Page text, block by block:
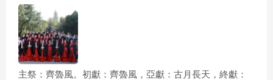
主祭：齊魯風。初獻：齊魯風，亞獻：古月長天，終獻：